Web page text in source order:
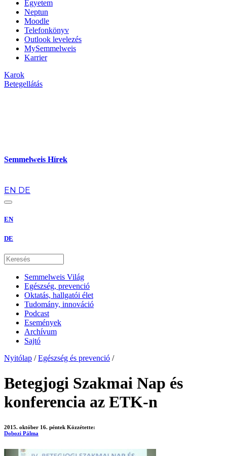
Egyetem
Neptun
Moodle
Telefonkönyv
Outlook levelezés
MySemmelweis
Karrier
Karok
Betegellátás
Semmelweis Hírek
EN DE
EN
DE
Semmelweis Világ
Egészség, prevenció
Oktatás, hallgatói élet
Tudomány, innováció
Podcast
Események
Archívum
Sajtó
Nyitólap / Egészség és prevenció /
Betegjogi Szakmai Nap és
konferencia az ETK-n
2015. október 16. péntek Közzétette:
Dobozi Pálma